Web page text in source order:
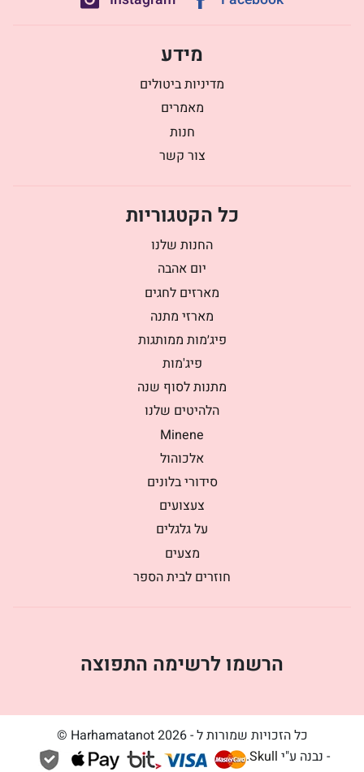
מידע
מדיניות ביטולים
מאמרים
חנות
צור קשר
כל הקטגוריות
החנות שלנו
יום אהבה
מארזים לחגים
מארזי מתנה
פיג׳מות ממותגות
פיג'מות
מתנות לסוף שנה
הלהיטים שלנו
Minene
אלכוהול
סידורי בלונים
צעצועים
על גלגלים
מצעים
חוזרים לבית הספר
הרשמו לרשימה התפוצה
כל הזכויות שמורות ל - Harhamatanot 2026 ©
- נבנה ע"י Skull
.